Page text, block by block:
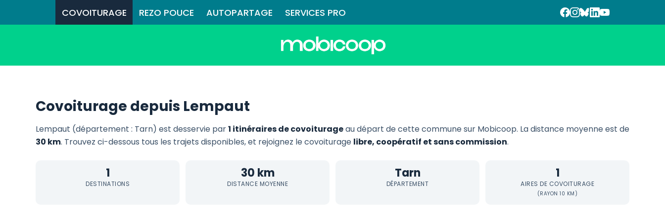
COVOITURAGE REZO POUCE AUTOPARTAGE SERVICES PRO
Covoiturage depuis Lempaut
Lempaut (département : Tarn) est desservie par1 itinéraires de covoiturageau départ de cette commune sur Mobicoop. La distance moyenne est de
30 km. Trouvez ci-dessous tous les trajets disponibles, et rejoignez le covoiturage libre, coopératif et sans commission.
1
DESTINATIONS
30 km
DISTANCE MOYENNE
Tarn
DÉPARTEMENT
1
AIRES DE COVOITURAGE
(RAYON 10 KM)